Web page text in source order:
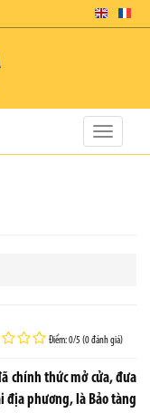
Toggle
Điểm: 0/5 (0 đánh giá)
chính thức mở cửa, đưa
địa phương, là Bảo tàng